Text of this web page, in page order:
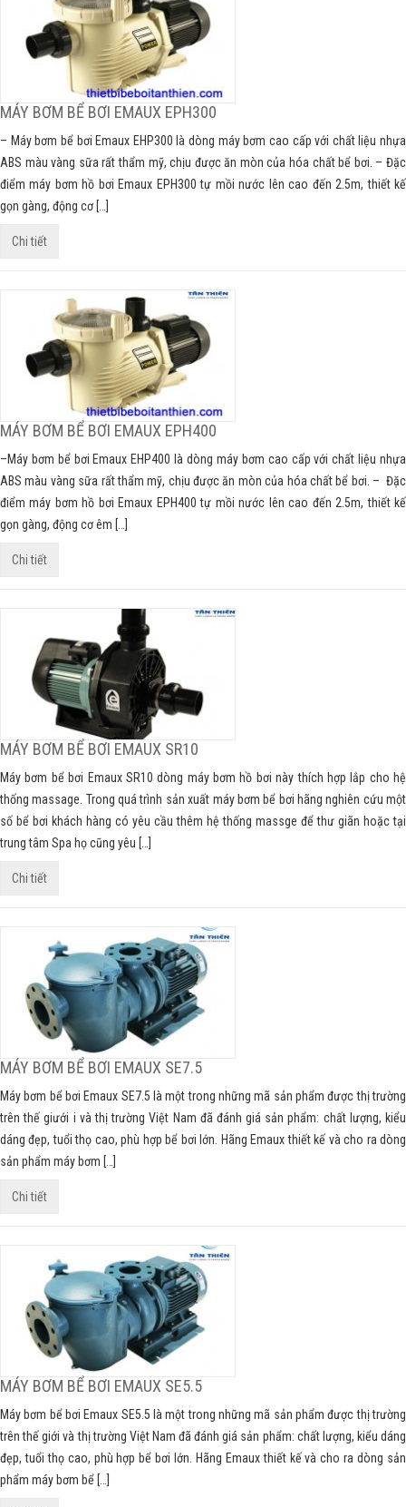
MÁY BƠM BỂ BƠI EMAUX EPH300
– Máy bơm bể bơi Emaux EHP300 là dòng máy bơm cao cấp với chất liệu nhựa
ABS màu vàng sữa rất thẩm mỹ, chịu được ăn mòn của hóa chất bể bơi. – Đặc
điểm máy bơm hồ bơi Emaux EPH300 tự mồi nước lên cao đến 2.5m, thiết kế
gọn gàng, động cơ […]
Chi tiết
MÁY BƠM BỂ BƠI EMAUX EPH400
–Máy bơm bể bơi Emaux EHP400 là dòng máy bơm cao cấp với chất liệu nhựa
ABS màu vàng sữa rất thẩm mỹ, chịu được ăn mòn của hóa chất bể bơi. – Đặc
điểm máy bơm hồ bơi Emaux EPH400 tự mồi nước lên cao đến 2.5m, thiết kế
gọn gàng, động cơ êm […]
Chi tiết
MÁY BƠM BỂ BƠI EMAUX SR10
Máy bơm bể bơi Emaux SR10 dòng máy bơm hồ bơi này thích hợp lắp cho hệ
thống massage. Trong quá trình sản xuất máy bơm bể bơi hãng nghiên cứu một
số bể bơi khách hàng có yêu cầu thêm hệ thống massge để thư giãn hoặc tại
trung tâm Spa họ cũng yêu […]
Chi tiết
MÁY BƠM BỂ BƠI EMAUX SE7.5
Máy bơm bể bơi Emaux SE7.5 là một trong những mã sản phẩm được thị trường
trên thế giưới i và thị trường Việt Nam đã đánh giá sản phẩm: chất lượng, kiểu
dáng đẹp, tuổi thọ cao, phù hợp bể bơi lớn. Hãng Emaux thiết kế và cho ra dòng
sản phẩm máy bơm […]
Chi tiết
MÁY BƠM BỂ BƠI EMAUX SE5.5
Máy bơm bể bơi Emaux SE5.5 là một trong những mã sản phẩm được thị trường
trên thế giới và thị trường Việt Nam đã đánh giá sản phẩm: chất lượng, kiểu dáng
đẹp, tuổi thọ cao, phù hợp bể bơi lớn. Hãng Emaux thiết kế và cho ra dòng sản
phẩm máy bơm bể […]